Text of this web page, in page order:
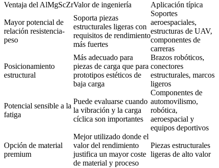
Ventaja del AlMgScZrValor de ingeniería Aplicación típica
Mayor potencial de
relación resistencia-
peso
Soporta piezas
estructurales ligeras con
requisitos de rendimiento
más fuertes
Soportes
aeroespaciales,
estructuras de UAV,
componentes de
carreras
Posicionamiento
estructural
Más adecuado para
piezas de carga que para
prototipos estéticos de
baja carga
Brazos robóticos,
conectores
estructurales, marcos
ligeros
Potencial sensible a la
fatiga
Puede evaluarse cuando
la vibración y la carga
cíclica son importantes
Componentes de
automovilismo,
robótica,
aeroespacial y
equipos deportivos
Opción de material
premium
Mejor utilizado donde el
valor del rendimiento
justifica un mayor coste
de material y proceso
Piezas estructurales
ligeras de alto valor